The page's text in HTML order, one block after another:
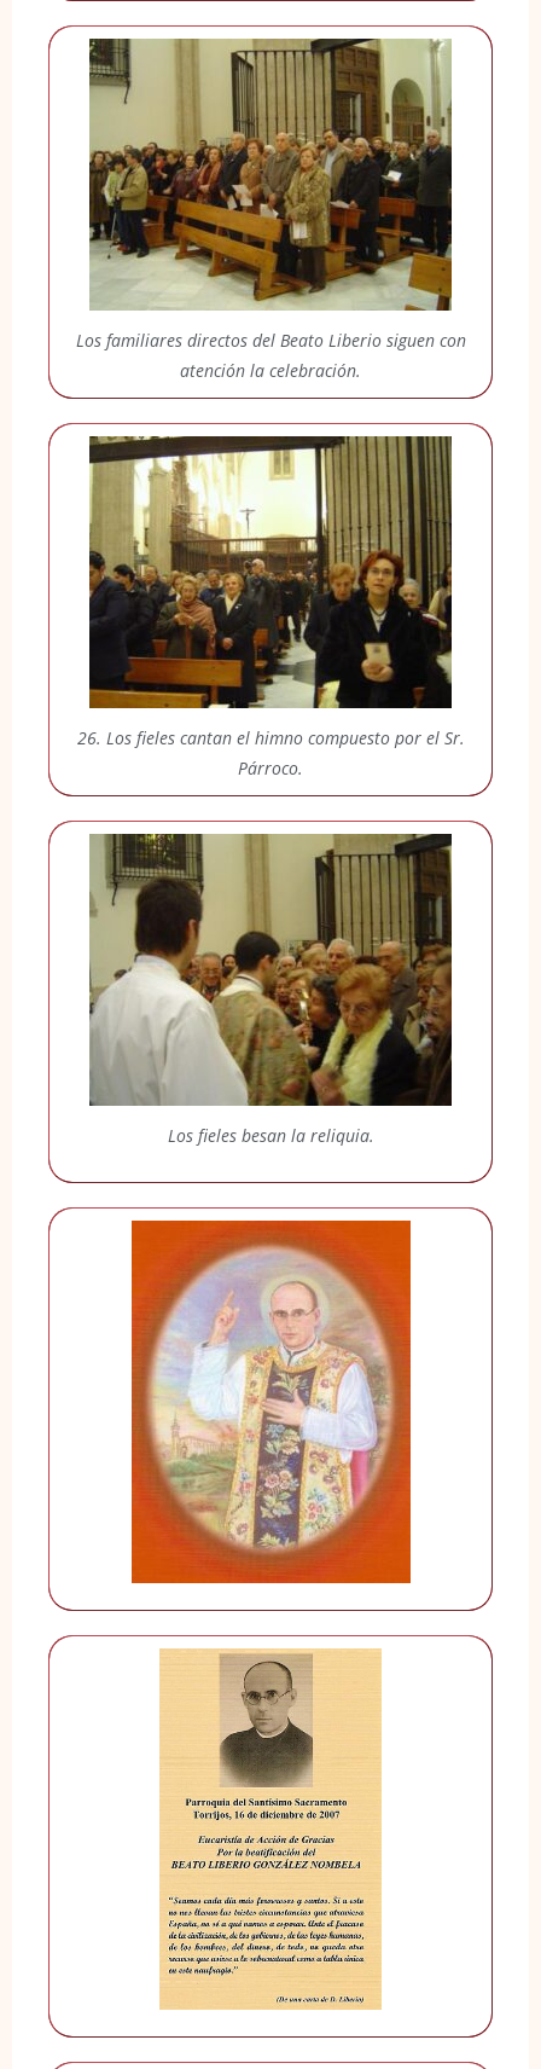
Los familiares directos del Beato Liberio siguen con
atención la celebración.
26. Los fieles cantan el himno compuesto por el Sr.
Párroco.
Los fieles besan la reliquia.